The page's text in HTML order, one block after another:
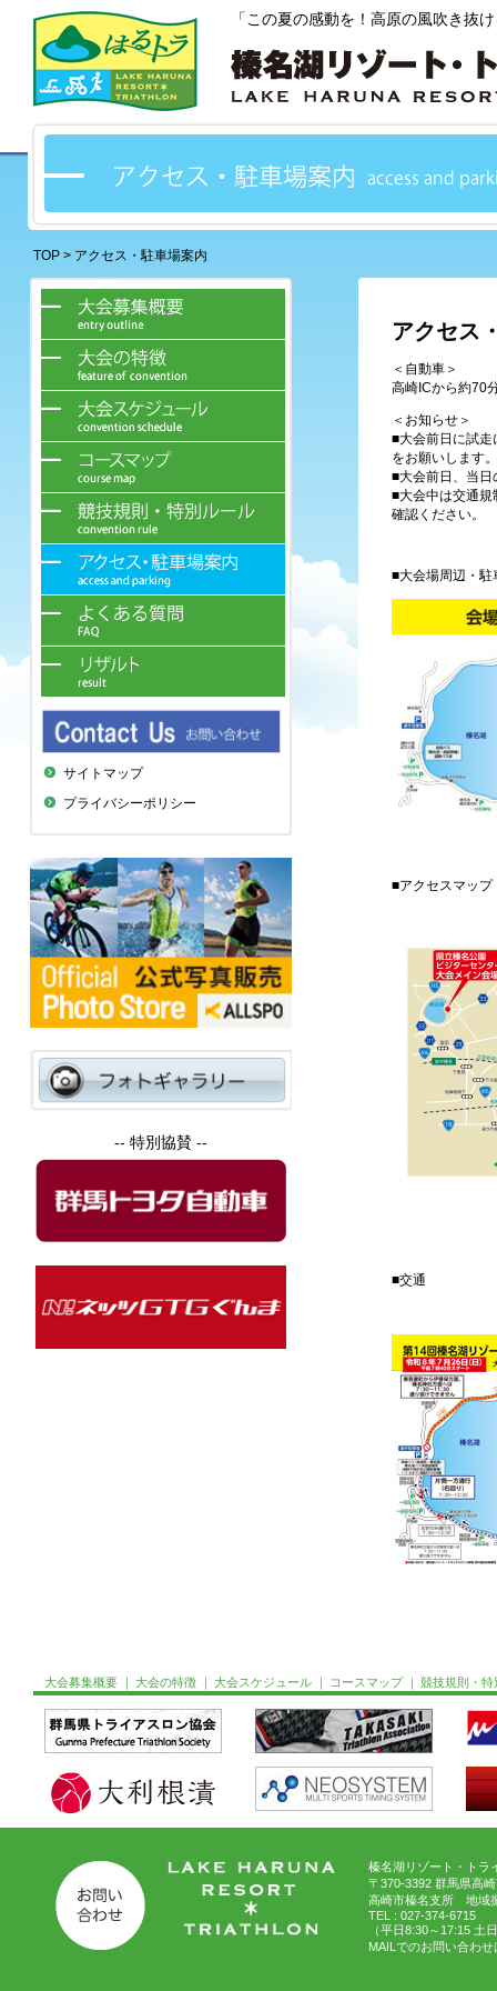
「この夏の感動を！高原の風吹き抜
TOP > アクセス・駐車場案内
サイトマップ
プライバシーポリシー
-- 特別協賛 --
アクセス
＜自動車＞
高崎ICから約70
＜お知らせ＞
■大会前日に試走
をお願いします。
■大会前日、当日
■大会中は交通規
確認ください。
■大会場周辺・駐
■アクセスマップ
■交通
大会募集概要 ｜ 大会の特徴 ｜ 大会スケジュール ｜ コースマップ｜ 競技規則・特
榛名湖リゾート・トラ
〒370-3392 群馬県高
高崎市榛名支所 地域
TEL : 027-374-6715
（平日8:30～17:15 土
MAILでのお問い合わせ